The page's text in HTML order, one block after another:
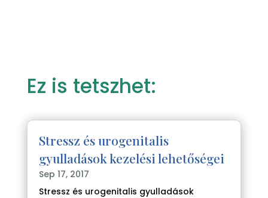
Ez is tetszhet:
Stressz és urogenitalis
gyulladások kezelési lehetőségei
Sep 17, 2017
Stressz és urogenitalis gyulladások